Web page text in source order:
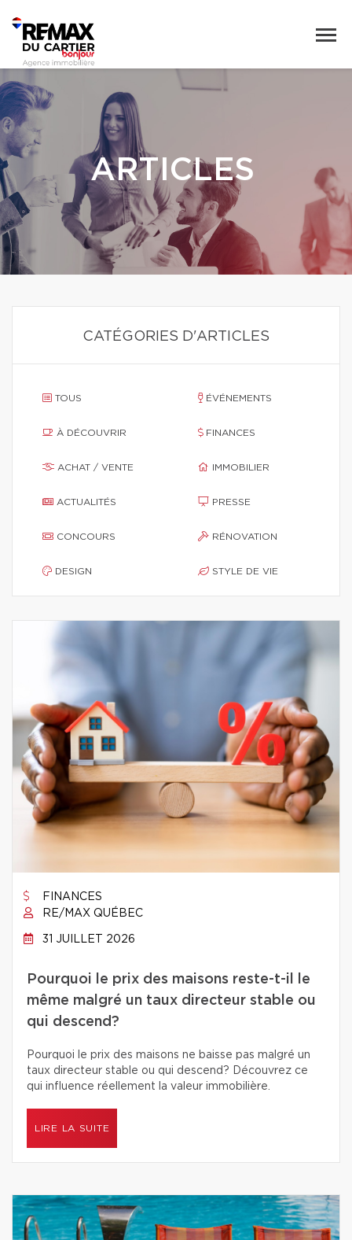
ARTICLES
CATÉGORIES D'ARTICLES
TOUS
À DÉCOUVRIR
ACHAT / VENTE
ACTUALITÉS
CONCOURS
DESIGN
ÉVÉNEMENTS
FINANCES
IMMOBILIER
PRESSE
RÉNOVATION
STYLE DE VIE
FINANCES
RE/MAX QUÉBEC
31 JUILLET 2026
Pourquoi le prix des maisons reste-t-il le
même malgré un taux directeur stable ou
qui descend?
Pourquoi le prix des maisons ne baisse pas malgré un
taux directeur stable ou qui descend? Découvrez ce
qui influence réellement la valeur immobilière.
LIRE LA SUITE